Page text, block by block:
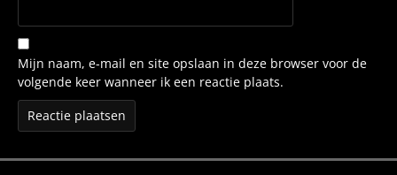
Mijn naam, e-mail en site opslaan in deze browser voor de
volgende keer wanneer ik een reactie plaats.